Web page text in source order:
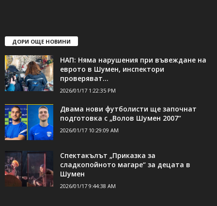
ДОРИ ОЩЕ НОВИНИ
НАП: Няма нарушения при въвеждане на
еврото в Шумен, инспектори
проверяват...
2026/01/17 1:22:35 PM
Двама нови футболисти ще започнат
подготовка с „Волов Шумен 2007“
2026/01/17 10:29:09 AM
Спектакълът „Приказка за
сладкопойното магаре“ за децата в
Шумен
2026/01/17 9:44:38 AM